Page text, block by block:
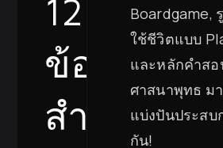
12
ข้อ
สำหรับ
Boardgame,
ใช้ชีวิตแบบ
และหลักคำสอ
ศาสนาพุทธ ม
แบ่งปันประส
กัน!